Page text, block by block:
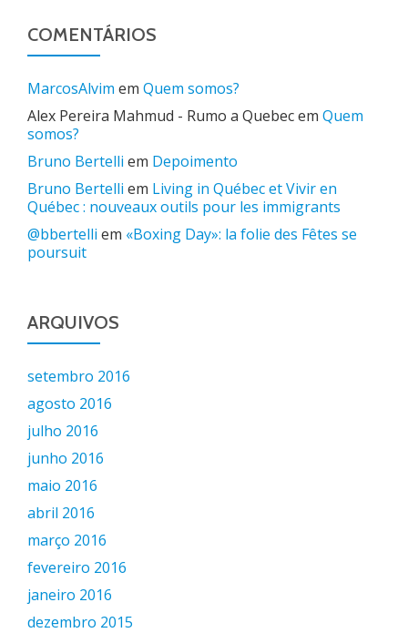
COMENTÁRIOS
MarcosAlvim em Quem somos?
Alex Pereira Mahmud - Rumo a Quebecem Quem
somos?
Bruno Bertelli em Depoimento
Bruno Bertelli em Living in Québec et Vivir en
Québec : nouveaux outils pour les immigrants
@bbertelli em «Boxing Day»: la folie des Fêtes se
poursuit
ARQUIVOS
setembro 2016
agosto 2016
julho 2016
junho 2016
maio 2016
abril 2016
março 2016
fevereiro 2016
janeiro 2016
dezembro 2015